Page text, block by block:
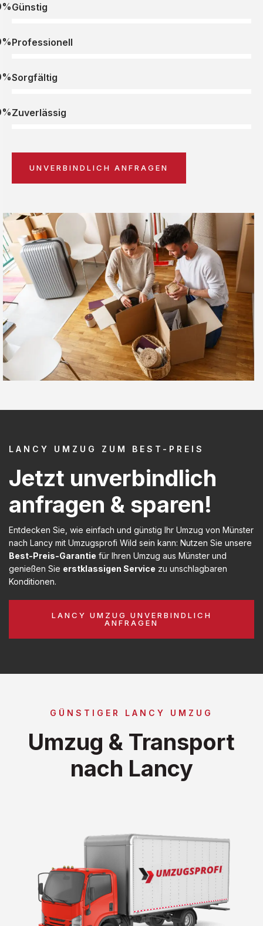
Günstig
Professionell
Sorgfältig
Zuverlässig
UNVERBINDLICH ANFRAGEN
LANCY UMZUG ZUM BEST-PREIS
Jetzt unverbindlich
anfragen & sparen!
Entdecken Sie, wie einfach und günstig Ihr Umzug von Münster
nach Lancy mit Umzugsprofi Wild sein kann: Nutzen Sie unsere
Best-Preis-Garantie für Ihren Umzug aus Münster und
genießen Sie erstklassigen Service zu unschlagbaren
Konditionen.
LANCY UMZUG UNVERBINDLICH
ANFRAGEN
GÜNSTIGER LANCY UMZUG
Umzug & Transport
nach Lancy